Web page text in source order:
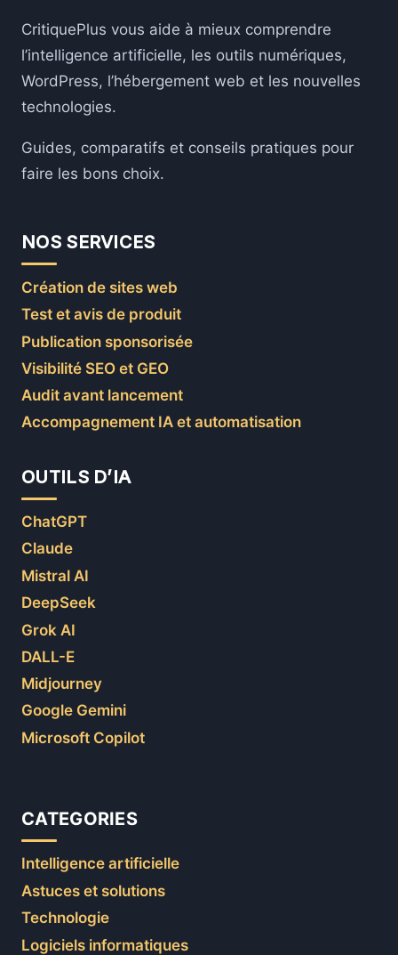
SUCCÈS
SUR
MARCHÉ
CritiquePlus vous aide à mieux comprendre
l’intelligence artificielle, les outils numériques,
WordPress, l’hébergement web et les nouvelles
technologies.
Guides, comparatifs et conseils pratiques pour
faire les bons choix.
NOS SERVICES
Création de sites web
Test et avis de produit
Publication sponsorisée
Visibilité SEO et GEO
Audit avant lancement
Accompagnement IA et automatisation
OUTILS D’IA
ChatGPT
Claude
Mistral AI
DeepSeek
Grok AI
DALL-E
Midjourney
Google Gemini
Microsoft Copilot
CATEGORIES
Intelligence artificielle
Astuces et solutions
Technologie
Logiciels informatiques